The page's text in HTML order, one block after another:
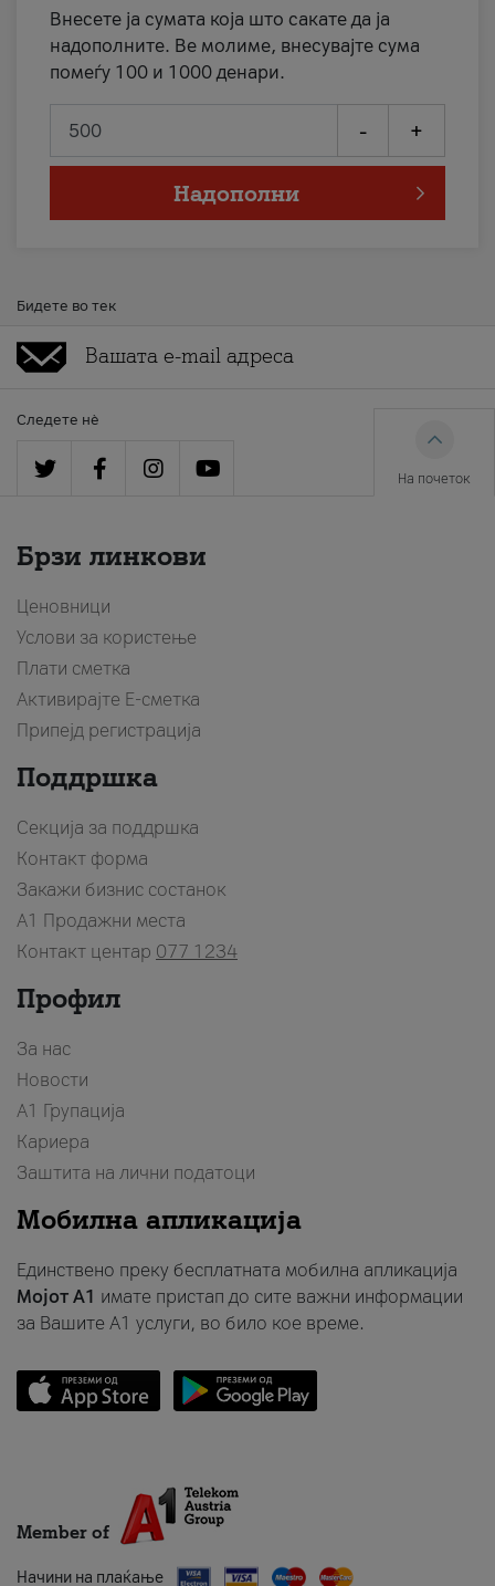
Внесете ја сумата која што сакате да ја
надополните. Ве молиме, внесувајте сума
помеѓу 100 и 1000 денари.
- +
Надополни
Бидете во тек
Следете нè
На почеток
Брзи линкови
Ценовници
Услови за користење
Плати сметка
Активирајте Е-сметка
Припејд регистрација
Поддршка
Секција за поддршка
Контакт форма
Закажи бизнис состанок
A1 Продажни места
Контакт центар 077 1234
Профил
За нас
Новости
А1 Групација
Кариера
Заштита на лични податоци
Мобилна апликација
Единствено преку бесплатната мобилна апликација
Мојот A1 имате пристап до сите важни информации
за Вашите A1 услуги, во било кое време.
Member of
Начини на плаќање